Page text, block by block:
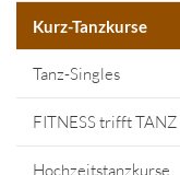
Kurz-Tanzkurse
Tanz-Singles
FITNESS trifft TANZ
Hochzeitstanzkurse